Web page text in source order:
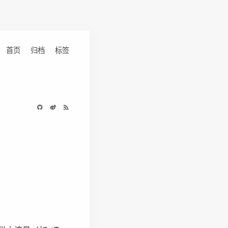
首页 归档 标签